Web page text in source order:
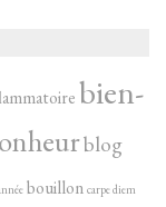
bien-
blog
bouillon carpe diem